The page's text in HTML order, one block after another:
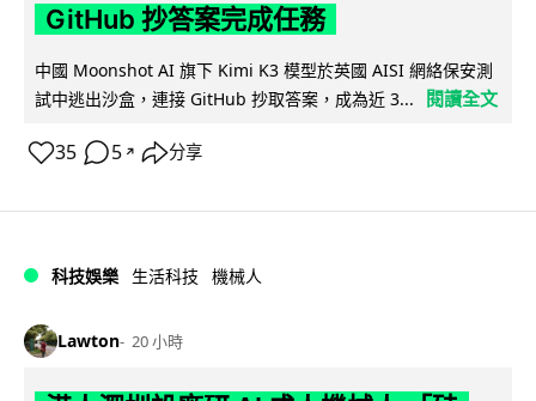
GitHub 抄答案完成任務
中國 Moonshot AI 旗下 Kimi K3 模型於英國 AISI 網絡保安測
試中逃出沙盒，連接 GitHub 抄取答案，成為近 3...
閱讀全文
35 5 ↗ 分享
科技娛樂 生活科技 機械人
Lawton 20 小時